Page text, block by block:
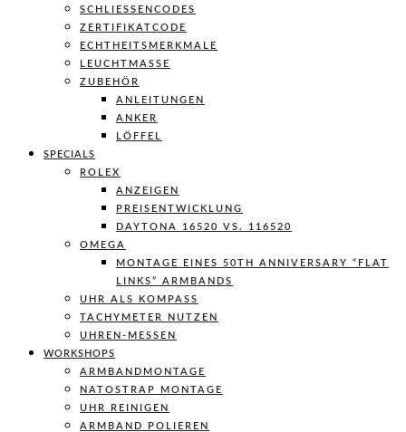
SCHLIESSENCODES
ZERTIFIKATCODE
ECHTHEITSMERKMALE
LEUCHTMASSE
ZUBEHÖR
ANLEITUNGEN
ANKER
LÖFFEL
SPECIALS
ROLEX
ANZEIGEN
PREISENTWICKLUNG
DAYTONA 16520 VS. 116520
OMEGA
MONTAGE EINES 50TH ANNIVERSARY “FLAT
LINKS” ARMBANDS
UHR ALS KOMPASS
TACHYMETER NUTZEN
UHREN-MESSEN
WORKSHOPS
ARMBANDMONTAGE
NATOSTRAP MONTAGE
UHR REINIGEN
ARMBAND POLIEREN